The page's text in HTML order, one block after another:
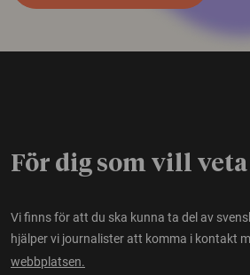
För dig som vill veta
Vi finns för att du ska kunna ta del av
hjälper vi journalister att komma i kontakt
webbplatsen.